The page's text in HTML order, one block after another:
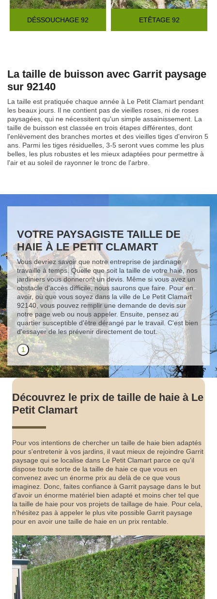
DÉSSOUCHAGE 92 ETÊTAGE 92
La taille de buisson avec Garrit paysage
sur 92140
La taille est pratiquée chaque année à Le Petit Clamart pendant
les beaux jours. Il ne contient pas de vieilles roses, ni de roses
paysagées, qui ne nécessitent qu'un simple assainissement. La
taille de buisson est classée en trois étapes différentes, dont
l'enlèvement des branches mortes et des vieilles tiges d'environ 5
ans. Parmi les tiges résiduelles, 3-5 seront vues comme les plus
belles, les plus robustes et les mieux adaptées pour permettre à
l'air et au soleil de rayonner le tronc de l'arbre.
VOTRE PAYSAGISTE TAILLE DE
HAIE À LE PETIT CLAMART
Vous devriez savoir que notre entreprise de jardinage
travaille à temps. Quelle que soit la taille de votre haie, nos
jardiniers vous donneront un devis. Même si vous avez un
obstacle d'accès difficile, nous saurons que faire. Pour en
avoir, où que vous soyez dans la ville de Le Petit Clamart
92140, vous pouvez remplir une demande de devis sur
notre page web ou nous appeler. Ensuite, pensez au
quartier susceptible d'être dérangé par le travail. C'est bien
d'essayer de les prévenir directement de tout.
1
Découvrez le prix de taille de haie à Le
Petit Clamart
Pour vos intentions de chercher un taille de haie bien adaptés
pour s'entretenir à vos jardins, il vaut mieux de rejoindre Garrit
paysage qui se localise dans Le Petit Clamart parce ce qu'il
dispose toute sorte de la taille de haie ce que vous en
convenez avec un énorme prix au delà de ce que vous
imaginez. Donc, faites confiance à Garrit paysage dans le but
d'avoir un énorme matériel bien adapté et moins cher tel que
la taille de haie pour vos projets de taillage de haie. Pour cela,
n'hésitez pas à appeler le plus vite possible Garrit paysage
pour en avoir une taille de haie en un prix rentable.